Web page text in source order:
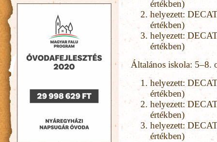
értékben)
helyezett:
értékben)
helyezett:
értékben)
Általános iskola: 5–8.
helyezett:
értékben)
helyezett:
értékben)
helyezett:
értékben)